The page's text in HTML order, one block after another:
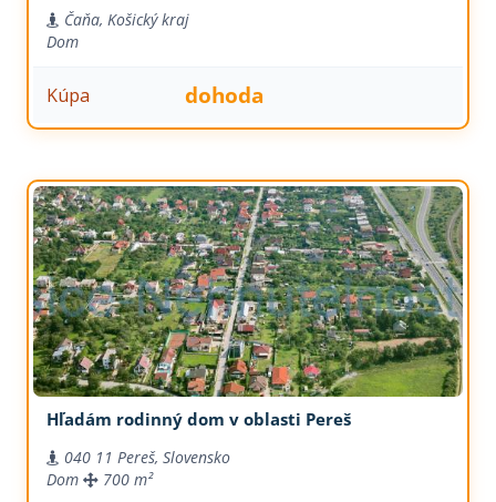
Čaňa, Košický kraj
Dom
Kúpa dohoda
Hľadám rodinný dom v oblasti Pereš
040 11 Pereš, Slovensko
Dom
700 m²